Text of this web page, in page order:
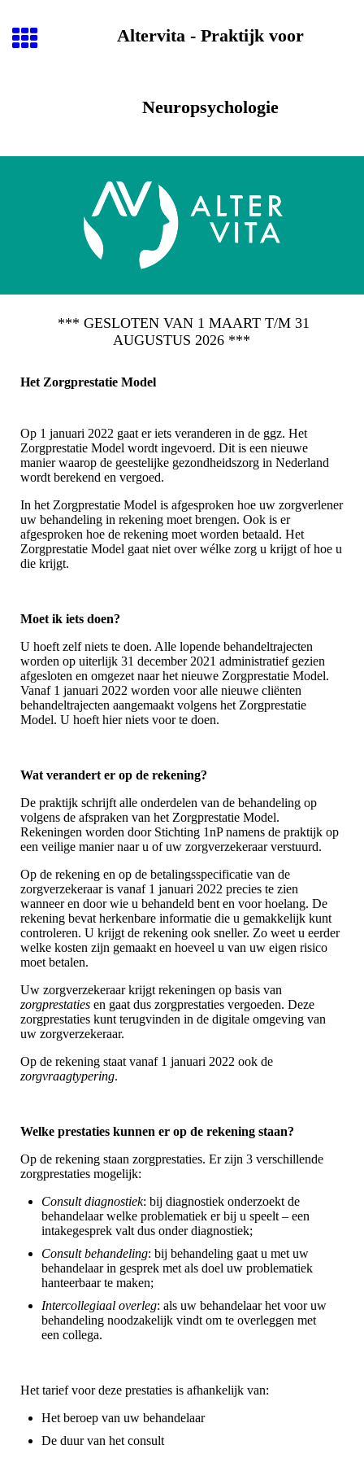
Altervita - Praktijk voor
Neuropsychologie
*** GESLOTEN VAN 1 MAART T/M 31
AUGUSTUS 2026 ***
Het Zorgprestatie Model
Op 1 januari 2022 gaat er iets veranderen in de ggz. Het
Zorgprestatie Model wordt ingevoerd. Dit is een nieuwe
manier waarop de geestelijke gezondheidszorg in Nederland
wordt berekend en vergoed.
In het Zorgprestatie Model is afgesproken hoe uw zorgverlener
uw behandeling in rekening moet brengen. Ook is er
afgesproken hoe de rekening moet worden betaald. Het
Zorgprestatie Model gaat niet over wélke zorg u krijgt of hoe u
die krijgt.
Moet ik iets doen?
U hoeft zelf niets te doen. Alle lopende behandeltrajecten
worden op uiterlijk 31 december 2021 administratief gezien
afgesloten en omgezet naar het nieuwe Zorgprestatie Model.
Vanaf 1 januari 2022 worden voor alle nieuwe cliënten
behandeltrajecten aangemaakt volgens het Zorgprestatie
Model. U hoeft hier niets voor te doen.
Wat verandert er op de rekening?
De praktijk schrijft alle onderdelen van de behandeling op
volgens de afspraken van het Zorgprestatie Model.
Rekeningen worden door Stichting 1nP namens de praktijk op
een veilige manier naar u of uw zorgverzekeraar verstuurd.
Op de rekening en op de betalingsspecificatie van de
zorgverzekeraar is vanaf 1 januari 2022 precies te zien
wanneer en door wie u behandeld bent en voor hoelang. De
rekening bevat herkenbare informatie die u gemakkelijk kunt
controleren. U krijgt de rekening ook sneller. Zo weet u eerder
welke kosten zijn gemaakt en hoeveel u van uw eigen risico
moet betalen.
Uw zorgverzekeraar krijgt rekeningen op basis van
zorgprestaties en gaat dus zorgprestaties vergoeden. Deze
zorgprestaties kunt terugvinden in de digitale omgeving van
uw zorgverzekeraar.
Op de rekening staat vanaf 1 januari 2022 ook de
zorgvraagtypering.
Welke prestaties kunnen er op de rekening staan?
Op de rekening staan zorgprestaties. Er zijn 3 verschillende
zorgprestaties mogelijk:
Consult diagnostiek: bij diagnostiek onderzoekt de
behandelaar welke problematiek er bij u speelt – een
intakegesprek valt dus onder diagnostiek;
Consult behandeling: bij behandeling gaat u met uw
behandelaar in gesprek met als doel uw problematiek
hanteerbaar te maken;
Intercollegiaal overleg: als uw behandelaar het voor uw
behandeling noodzakelijk vindt om te overleggen met
een collega.
Het tarief voor deze prestaties is afhankelijk van:
Het beroep van uw behandelaar
De duur van het consult